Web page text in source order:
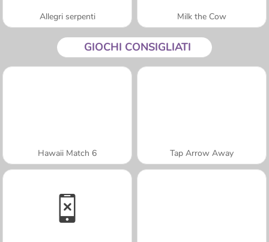
Allegri serpenti Milk the Cow
GIOCHI CONSIGLIATI
Hawaii Match 6 Tap Arrow Away